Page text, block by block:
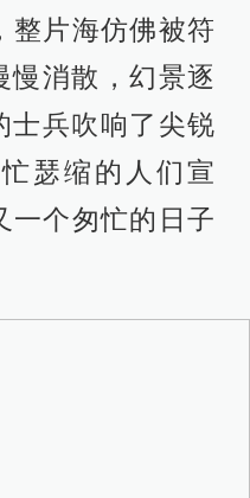
整片海仿佛被符
消散，幻景逐
兵吹响了尖锐
瑟缩的人们宣
一个匆忙的日子